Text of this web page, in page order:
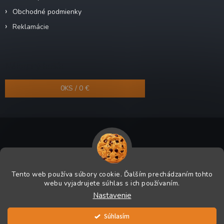
Tento web používa súbory cookie. Ďalším prechádzaním tohto
webu vyjadrujete súhlas s ich používaním.
Nastavenie
Súhlasím
Obchodné podmienky
Reklamácie
0KS / 0 €
Odra-shop.sk. Všetky práva vyhradené.
Grafický návrh vytvoril a na Shoptet implementoval Tomáš Hlad&
Shoptetak.cz.
Vytvoril Shoptet